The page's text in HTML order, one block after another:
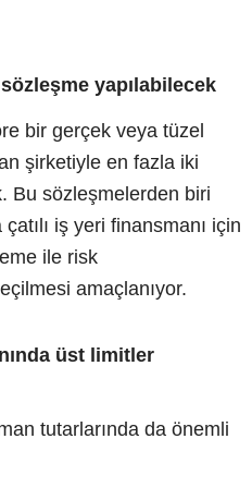
yapılabilecek
bir gerçek veya tüzel
şirketiyle en fazla iki
Bu sözleşmelerden biri
iş yeri finansmanı için
ile risk
amaçlanıyor.
üst limitler
tutarlarında da önemli